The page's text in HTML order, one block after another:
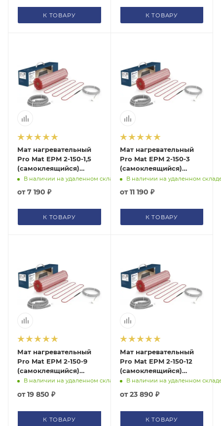
К ТОВАРУ К ТОВАРУ
Мат нагревательный
Pro Mat EPM 2-150-1,5
(самоклеящийся)
Electrolux, НС-1128297
В наличии на удаленном складе
от7 190 ₽
К ТОВАРУ
Мат нагревательный
Pro Mat EPM 2-150-3
(самоклеящийся)
Electrolux, НС-1128304
В наличии на удаленном
от11 190 ₽
К ТОВАРУ
Мат нагревательный
Pro Mat EPM 2-150-9
(самоклеящийся)
Electrolux, НС-1128313
В наличии на удаленном складе
от19 850 ₽
К ТОВАРУ
Мат нагревательный
Pro Mat EPM 2-150-12
(самоклеящийся)
Electrolux, НС-1128316
В наличии на удаленном
от23 890 ₽
К ТОВАРУ